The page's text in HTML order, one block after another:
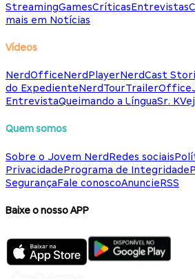
StreamingGamesCríticasEntrevistas
mais em Notícias
Vídeos
NerdOfficeNerdPlayerNerdCast
do ExpedienteNerdTourTrailerOffice
EntrevistaQueimando a LínguaSr. K
Quem somos
Sobre o Jovem NerdRedes sociais
PrivacidadePrograma de Integridade
SegurançaFale conoscoAnuncieRSS
Baixe o nosso APP